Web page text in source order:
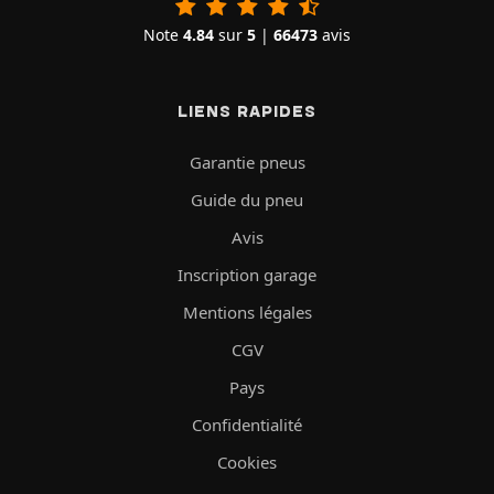
Note 4.84 sur 5 | 66473 avis
LIENS RAPIDES
Garantie pneus
Guide du pneu
Avis
Inscription garage
Mentions légales
CGV
Pays
Confidentialité
Cookies